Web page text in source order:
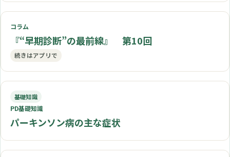
コラム
『“早期診断”の最前線』 第10回
続きはアプリで
基礎知識
PD基礎知識
パーキンソン病の主な症状